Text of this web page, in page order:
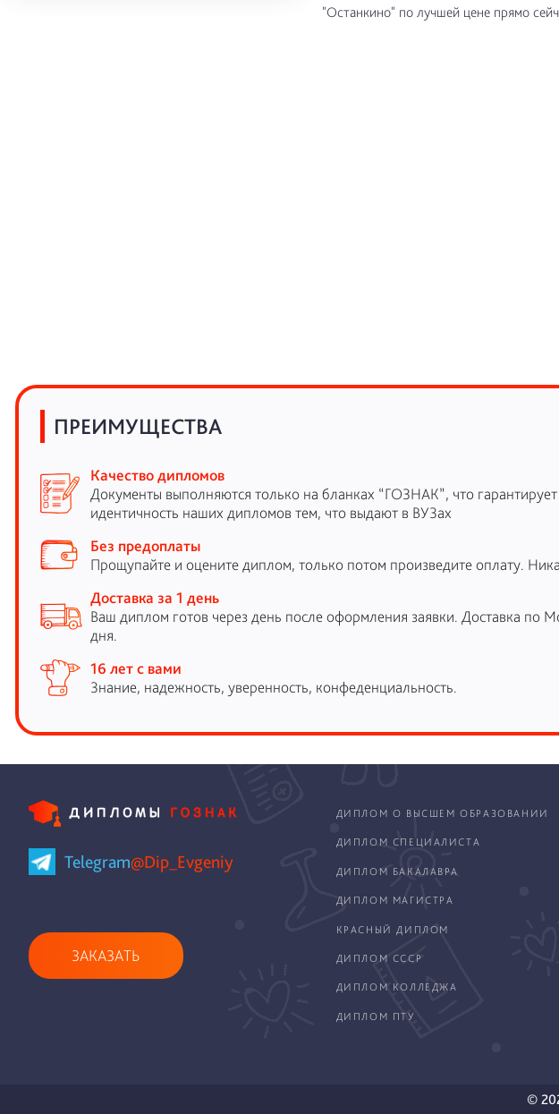
"Останкино" по лучшей цене прямо
ПРЕИМУЩЕСТВА
Качество дипломов
Документы выполняются только на бланках “ГОЗНАК”, что
идентичность наших дипломов тем, что выдают в ВУЗах
Без предоплаты
Прощупайте и оцените диплом, только потом произведите оплату.
Доставка за 1 день
Ваш диплом готов через день после оформления заявки. Доставка по
дня.
16 лет с вами
Знание, надежность, уверенность, конфеденциальность.
Telegram@Dip_Evgeniy
ЗАКАЗАТЬ
ДИПЛОМ О ВЫСШЕМ ОБРАЗОВАНИИ
ДИПЛОМ СПЕЦИАЛИСТА
ДИПЛОМ БАКАЛАВРА
ДИПЛОМ МАГИСТРА
КРАСНЫЙ ДИПЛОМ
ДИПЛОМ СССР
ДИПЛОМ КОЛЛЕДЖА
ДИПЛОМ ПТУ
©